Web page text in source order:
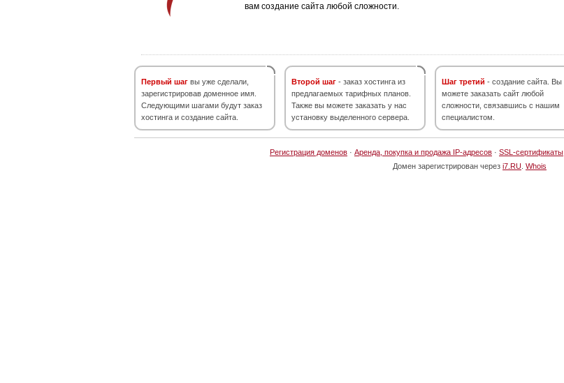
вам создание сайта любой сложности.
Первый шаг вы уже сделали,
зарегистрировав доменное имя.
Следующими шагами будут заказ
хостинга и создание сайта.
Второй шаг - заказ хостинга из
предлагаемых тарифных планов.
Также вы можете заказать у нас
установку выделенного сервера.
Шаг третий - создание сайта. Вы
можете заказать сайт любой
сложности, связавшись с нашим
специалистом.
Регистрация доменов · Аренда, покупка и продажа IP-адресов · SSL-сертификаты
Домен зарегистрирован через i7.RU Whois